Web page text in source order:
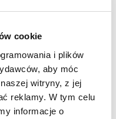
cookie
i plików
aby móc
witryny, z jej
reklamy. W tym celu
informacje o
27.5 cm
85.5 cm
biała
8433290951806